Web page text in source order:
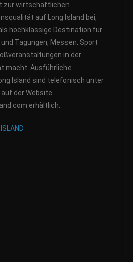
zur wirtschaftlichen
auf Long Island bei,
hochklassige Destination für
Tagungen, Messen, Sport
in der
macht. Ausführliche
Island sind telefonisch unter
der Website
erhältlich.